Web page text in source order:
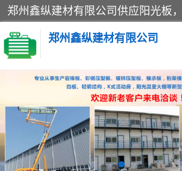
郑州鑫纵建材有限公司
高空瓦机租赁 ASA
CZ型钢 FRP采
PC多层板 PC耐